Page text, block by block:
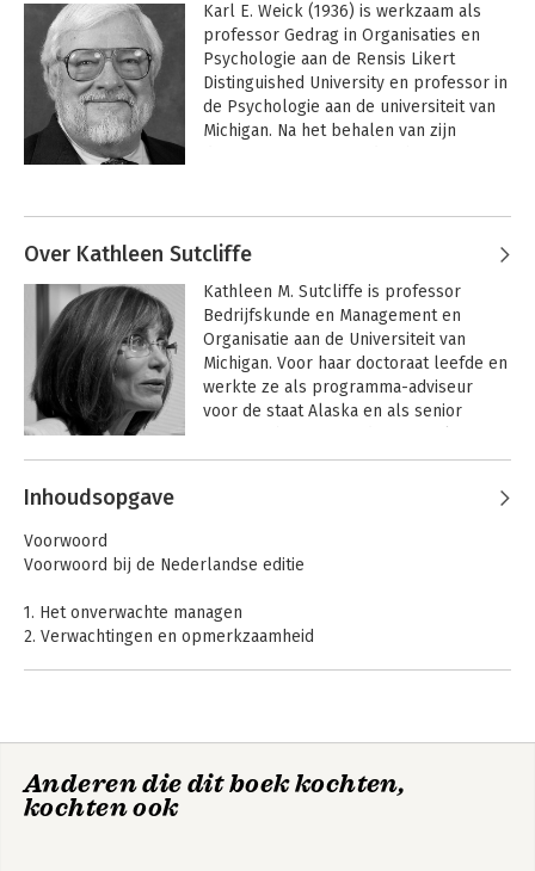
Karl E. Weick (1936) is werkzaam als
professor Gedrag in Organisaties en
Psychologie aan de Rensis Likert
Distinguished University en professor in
de Psychologie aan de universiteit van
Michigan. Na het behalen van zijn
decennia erna uitgroeit tot een
organisatiepsychologie.
Sensemaking in
Organizations
Over Kathleen Sutcliffe
Kathleen M. Sutcliffe is professor
Bedrijfskunde en Management en
Organisatie aan de Universiteit van
Michigan. Voor haar doctoraat leefde en
werkte ze als programma-adviseur
voor de staat Alaska en als senior
corporaties voor gezondheidszorg aan
Andere boeken door Kathleen
Sutcliffe
Managing the
Inhoudsopgave
Voorwoord
Voorwoord bij de Nederlandse editie
1. Het onverwachte managen
2. Verwachtingen en opmerkzaamheid
De auteurs
Anderen die dit boek kochten,
kochten ook